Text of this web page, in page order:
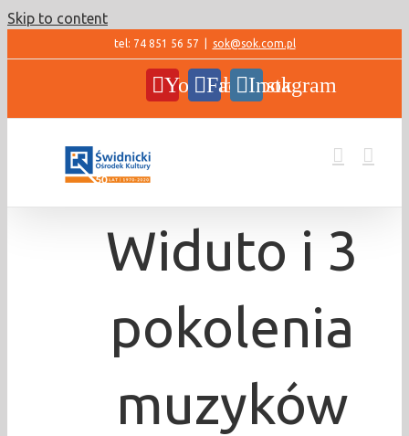
Skip to content
tel: 74 851 56 57 sok@sok.com.pl
YouTubeFacebookInstagram
Widuto i 3
pokolenia
muzyków